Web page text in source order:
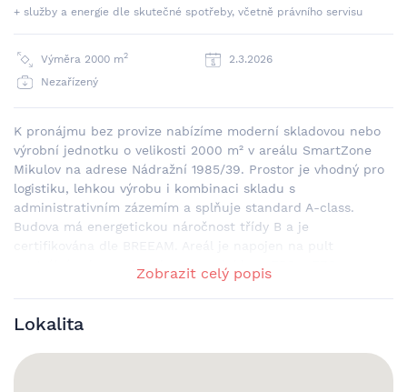
+ služby a energie dle skutečné spotřeby, včetně právního servisu
Výměra 2000 m2
2.3.2026
Nezařízený
K pronájmu bez provize nabízíme moderní skladovou nebo
výrobní jednotku o velikosti 2000 m² v areálu SmartZone
Mikulov na adrese Nádražní 1985/39. Prostor je vhodný pro
logistiku, lehkou výrobu i kombinaci skladu s
administrativním zázemím a splňuje standard A-class.
Budova má energetickou náročnost třídy B a je
centrální ochrany, je vybaven sprinklery, EPS a EZS a
umožňuje jak přímé vjezdy, tak nakládku přes rampy. Světlá
výška haly dosahuje až 8 metrů (v rámci areálu jsou k
dispozici i jednotky s výškou 6 nebo 12 metrů) a nosnost
konkrétní jednotky. Podlaha je betonová s protiprašnou
úpravou. Hala je vybavena sekčními vraty s integrovanými
Zobrazit celý popis
Lokalita